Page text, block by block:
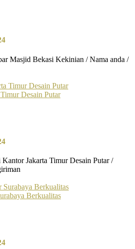
Masjid Bekasi Kekinian / Nama anda /
Desain Putar
Jakarta Timur Desain Putar /
Berkualitas